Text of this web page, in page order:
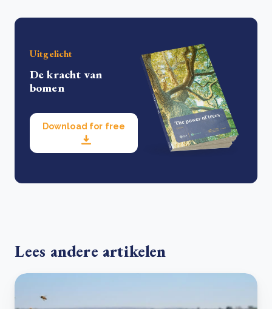
Uitgelicht
De kracht van
bomen
Download for free
Lees andere artikelen